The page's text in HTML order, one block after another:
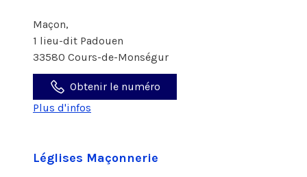
Maçon,
1 lieu-dit Padouen
33580 Cours-de-Monségur
Obtenir le numéro
Plus d'infos
Léglises Maçonnerie